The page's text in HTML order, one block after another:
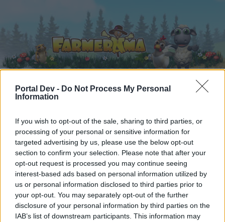
Portal Dev - Do Not Process My Personal
Information
If you wish to opt-out of the sale, sharing to third parties, or
processing of your personal or sensitive information for
targeted advertising by us, please use the below opt-out
section to confirm your selection. Please note that after your
opt-out request is processed you may continue seeing
interest-based ads based on personal information utilized by
us or personal information disclosed to third parties prior to
your opt-out. You may separately opt-out of the further
disclosure of your personal information by third parties on the
IAB’s list of downstream participants. This information may
Startseite Archiv Kosenamen
Mitglieder, denen der Beitrag #3076
gefällt
Liebe(r) Forum-Leser/in,
Letzte Beiträge